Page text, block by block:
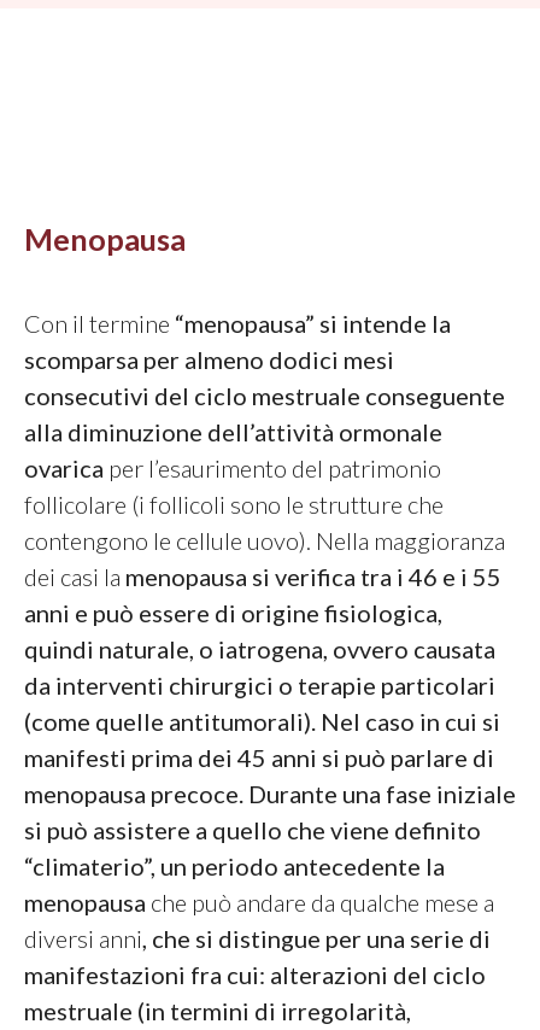
Menopausa
Con il termine “menopausa” si intende la
scomparsa per almeno dodici mesi
consecutivi del ciclo mestruale conseguente
alla diminuzione dell’attività ormonale
ovarica per l’esaurimento del patrimonio
follicolare (i follicoli sono le strutture che
contengono le cellule uovo). Nella maggioranza
dei casi la menopausa si verifica tra i 46 e i 55
anni e può essere di origine fisiologica,
quindi naturale, o iatrogena, ovvero causata
da interventi chirurgici o terapie particolari
(come quelle antitumorali). Nel caso in cui si
manifesti prima dei 45 anni si può parlare di
menopausa precoce. Durante una fase iniziale
si può assistere a quello che viene definito
“climaterio”, un periodo antecedente la
menopausa che può andare da qualche mese a
diversi anni, che si distingue per una serie di
manifestazioni fra cui: alterazioni del ciclo
mestruale (in termini di irregolarità,